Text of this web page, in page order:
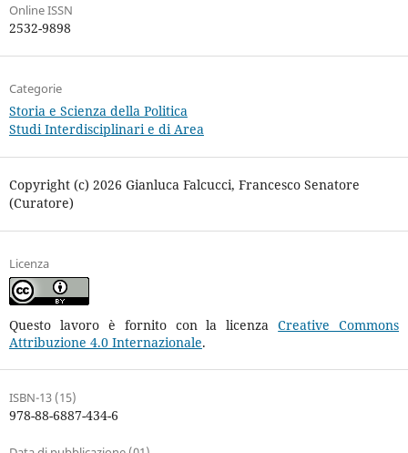
Online ISSN
2532-9898
Categorie
Storia e Scienza della Politica
Studi Interdisciplinari e di Area
Copyright (c) 2026 Gianluca Falcucci, Francesco Senatore
(Curatore)
Licenza
Questo lavoro è fornito con la licenzaCreative Commons
Attribuzione 4.0 Internazionale.
ISBN-13 (15)
978-88-6887-434-6